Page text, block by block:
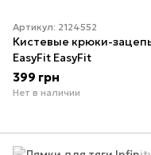
Артикул: 2124552
Кистевые крюки-
EasyFit EasyFit
399 грн
Нет в наличии